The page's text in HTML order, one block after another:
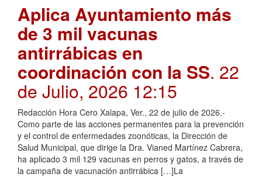
Aplica Ayuntamiento más
de 3 mil vacunas
antirrábicas en
coordinación con la SS. 22
de Julio, 2026 12:15
Redacción Hora Cero Xalapa, Ver., 22 de julio de 2026.-
Como parte de las acciones permanentes para la prevención
y el control de enfermedades zoonóticas, la Dirección de
Salud Municipal, que dirige la Dra. Vianed Martínez Cabrera,
ha aplicado 3 mil 129 vacunas en perros y gatos, a través de
la campaña de vacunación antirrábica […]La